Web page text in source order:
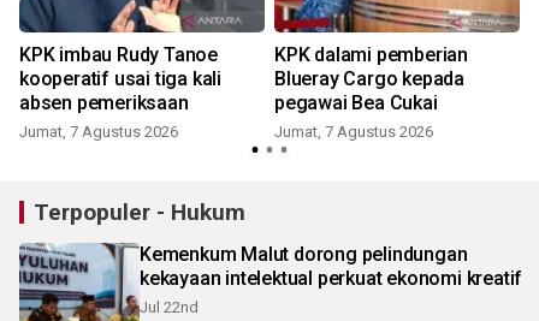
KPK imbau Rudy Tanoe
kooperatif usai tiga kali
absen pemeriksaan
Jumat, 7 Agustus 2026
KPK dalami pemberian
Blueray Cargo kepada
pegawai Bea Cukai
Jumat, 7 Agustus 2026
Terpopuler - Hukum
Kemenkum Malut dorong pelindungan
kekayaan intelektual perkuat ekonomi kreatif
Jul 22nd